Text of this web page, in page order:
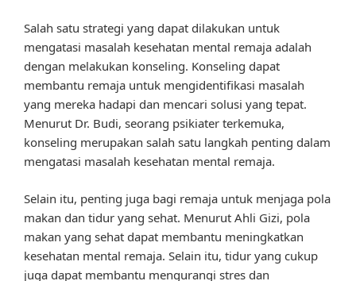
Salah satu strategi yang dapat dilakukan untuk
mengatasi masalah kesehatan mental remaja adalah
dengan melakukan konseling. Konseling dapat
membantu remaja untuk mengidentifikasi masalah
yang mereka hadapi dan mencari solusi yang tepat.
Menurut Dr. Budi, seorang psikiater terkemuka,
konseling merupakan salah satu langkah penting dalam
mengatasi masalah kesehatan mental remaja.
Selain itu, penting juga bagi remaja untuk menjaga pola
makan dan tidur yang sehat. Menurut Ahli Gizi, pola
makan yang sehat dapat membantu meningkatkan
kesehatan mental remaja. Selain itu, tidur yang cukup
juga dapat membantu mengurangi stres dan